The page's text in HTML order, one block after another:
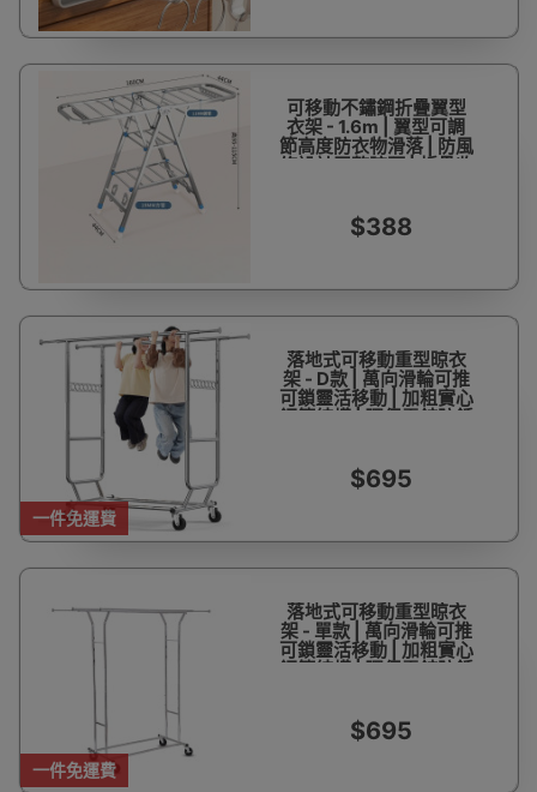
可移動不鏽鋼折疊翼型
衣架 - 1.6m | 翼型可調
節高度防衣物滑落 | 防風
條設計平整晾曬 | 折疊收
$388
一件免運費
落地式可移動重型晾衣
架 - D款 | 萬向滑輪可推
可鎖靈活移動 | 加粗實心
鋼管結構 | 環保電鍍防銹
$695
一件免運費
落地式可移動重型晾衣
架 - 單款 | 萬向滑輪可推
可鎖靈活移動 | 加粗實心
鋼管結構 | 環保電鍍防銹
$695